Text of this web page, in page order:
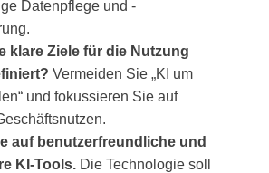
Datenpflege und -
klare Ziele für die Nutzung
Vermeiden Sie „KI um
und fokussieren Sie auf
auf benutzerfreundliche und
KI-Tools. Die Technologie soll